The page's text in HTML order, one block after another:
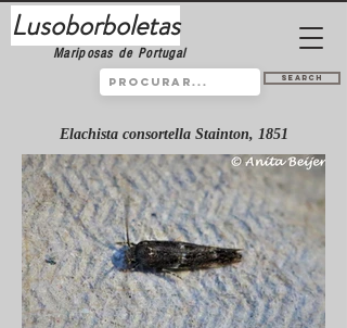
Lusoborboletas
Mariposas de Portugal
Search
Elachista consortella Stainton, 1851